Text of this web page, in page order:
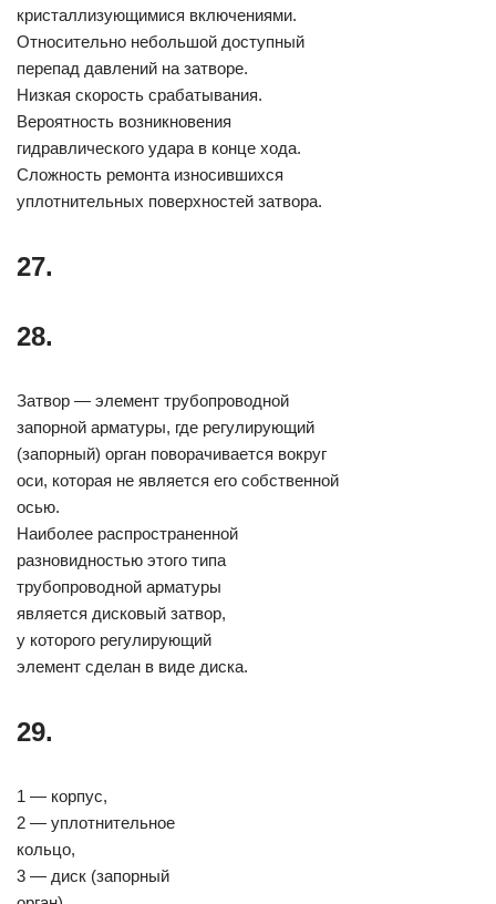
кристаллизующимися включениями.
Относительно небольшой доступный
перепад давлений на затворе.
Низкая скорость срабатывания.
Вероятность возникновения
гидравлического удара в конце хода.
Сложность ремонта износившихся
уплотнительных поверхностей затвора.
27.
28.
Затвор — элемент трубопроводной
запорной арматуры, где регулирующий
(запорный) орган поворачивается вокруг
оси, которая не является его собственной
осью.
Наиболее распространенной
разновидностью этого типа
трубопроводной арматуры
является дисковый затвор,
у которого регулирующий
элемент сделан в виде диска.
29.
1 — корпус,
2 — уплотнительное
кольцо,
3 — диск (запорный